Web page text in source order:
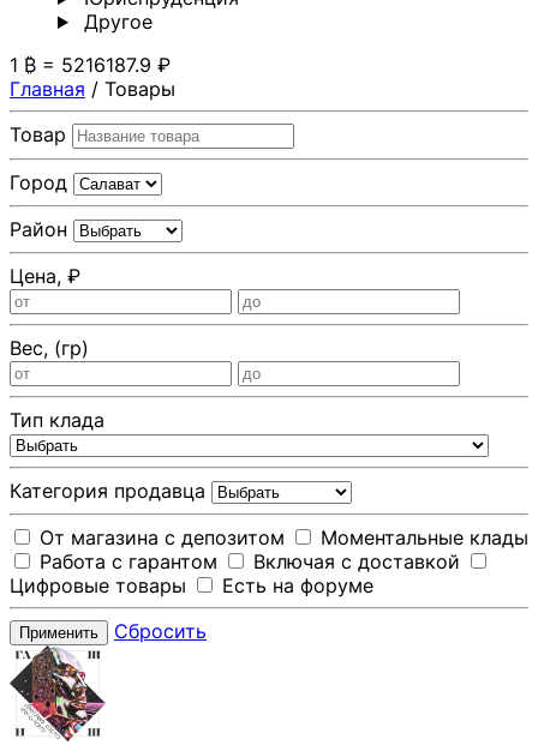
Другoе
1 ₿ = 5216187.9 ₽
Главная / Товары
Товар
Город
Район
Цена, ₽
Вес, (гр)
Тип клада
Категория продавца
От магазина с депозитом
Моментальные клады
Работа с гарантом
Включая с доставкой
Цифровые товары
Есть на форуме
Применить Сбросить